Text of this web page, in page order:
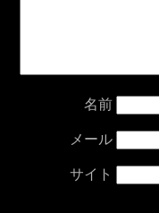
名前
メール
サイト